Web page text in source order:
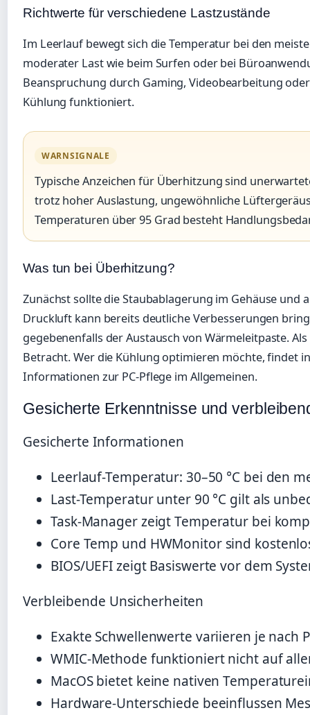
Richtwerte für verschiedene Lastzustände
Im Leerlauf bewegt sich die Temperatur bei den
moderater Last wie beim Surfen oder bei
Beanspruchung durch Gaming, Videobearbeitung
Kühlung funktioniert.
WARNSIGNALE
Typische Anzeichen für Überhitzung sind
trotz hoher Auslastung, ungewöhnliche
Temperaturen über 95 Grad besteht
Was tun bei Überhitzung?
Zunächst sollte die Staubablagerung im Gehäuse
Druckluft kann bereits deutliche Verbesserungen
gegebenenfalls der Austausch von Wärmeleitpaste.
Betracht. Wer die Kühlung optimieren möchte, findet
Informationen zur PC-Pflege im Allgemeinen.
Gesicherte Erkenntnisse und
Gesicherte Informationen
Leerlauf-Temperatur: 30–50 °C bei den
Last-Temperatur unter 90 °C gilt als
Task-Manager zeigt Temperatur bei
Core Temp und HWMonitor sind
BIOS/UEFI zeigt Basiswerte vor dem
Verbleibende Unsicherheiten
Exakte Schwellenwerte variieren je nach
WMIC-Methode funktioniert nicht auf
MacOS bietet keine nativen
Hardware-Unterschiede beeinflussen